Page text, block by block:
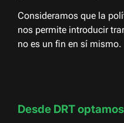
Consideramos que la
nos permite introducir
no es un fin en sí mismo.
Desde DRT